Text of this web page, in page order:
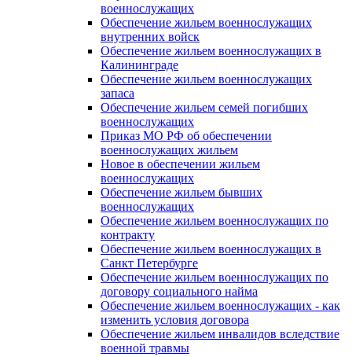
военнослужащих
Обеспечение жильем военнослужащих
внутренних войск
Обеспечение жильем военнослужащих в
Калининграде
Обеспечение жильем военнослужащих
запаса
Обеспечение жильем семей погибших
военнослужащих
Приказ МО РФ об обеспечении
военнослужащих жильем
Новое в обеспечении жильем
военнослужащих
Обеспечение жильем бывших
военнослужащих
Обеспечение жильем военнослужащих по
контракту
Обеспечение жильем военнослужащих в
Санкт Петербурге
Обеспечение жильем военнослужащих по
договору социального найма
Обеспечение жильем военнослужащих - как
изменить условия договора
Обеспечение жильем инвалидов вследствие
военной травмы